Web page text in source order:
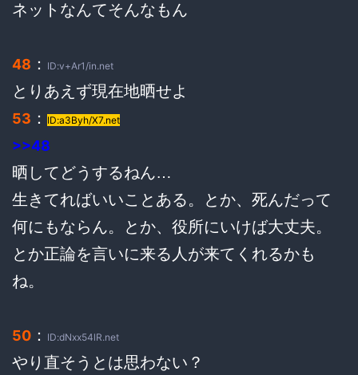
ネットなんてそんなもん
48 ： ID:v+Ar1/in.net
とりあえず現在地晒せよ
53 ： ID:a3Byh/X7.net
>>48
晒してどうするねん…
生きてればいいことある。とか、死んだって
何にもならん。とか、役所にいけば大丈夫。
とか正論を言いに来る人が来てくれるかも
ね。
50 ： ID:dNxx54lR.net
やり直そうとは思わない？